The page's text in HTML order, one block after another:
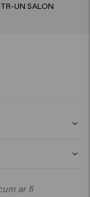
UN SALON
ar fi